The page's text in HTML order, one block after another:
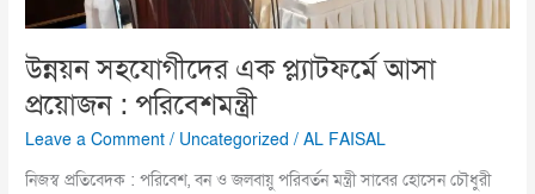
উন্নয়ন সহযোগীদের এক প্ল্যাটফর্মে আসা
প্রয়োজন : পরিবেশমন্ত্রী
Leave a Comment / Uncategorized /AL FAISAL
নিজস্ব প্রতিবেদক : পরিবেশ, বন ও জলবায়ু পরিবর্তন মন্ত্রী সাবের হোসেন চৌধুরী